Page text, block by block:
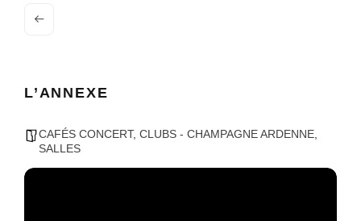
L’ANNEXE
CAFÉS CONCERT, CLUBS - CHAMPAGNE ARDENNE
SALLES